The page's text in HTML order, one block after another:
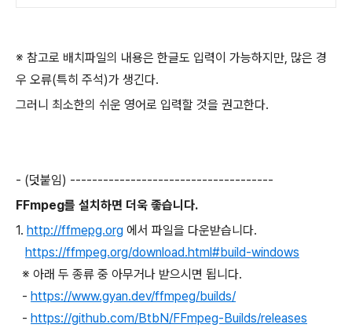
※ 참고로 배치파일의 내용은 한글도 입력이 가능하지만, 많은 경
우 오류(특히 주석)가 생긴다.
그러니 최소한의 쉬운 영어로 입력할 것을 권고한다.
- (덧붙임) -------------------------------------
FFmpeg를 설치하면 더욱 좋습니다.
1. http://ffmepg.org 에서 파일을 다운받습니다.
https://ffmpeg.org/download.html#build-windows
※ 아래 두 종류 중 아무거나 받으시면 됩니다.
- https://www.gyan.dev/ffmpeg/builds/
- https://github.com/BtbN/FFmpeg-Builds/releases